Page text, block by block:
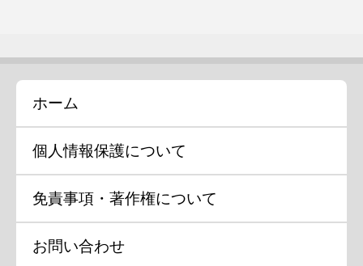
ホーム
個人情報保護について
免責事項・著作権について
お問い合わせ